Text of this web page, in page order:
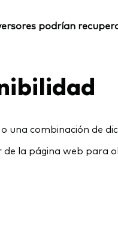
podrían
combinación de
de la página web para